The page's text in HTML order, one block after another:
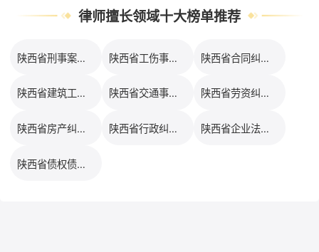
律师擅长领域十大榜单推荐
陕西省刑事案件律师口碑排行榜 陕西省工伤事故律师口碑排行榜 陕西省合同纠纷律师口碑排行榜
陕西省建筑工程律师口碑排行榜 陕西省交通事故律师口碑排行榜 陕西省劳资纠纷律师口碑排行榜
陕西省房产纠纷律师口碑排行榜 陕西省行政纠纷律师口碑排行榜 陕西省企业法务律师口碑排行榜
陕西省债权债务律师口碑排行榜